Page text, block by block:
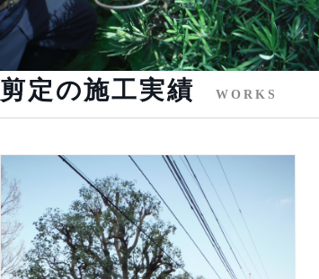
剪定の施工実績 WORKS